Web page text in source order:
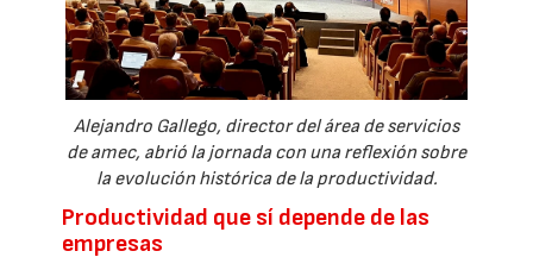
Alejandro Gallego, director del área de servicios
de amec, abrió la jornada con una reflexión sobre
la evolución histórica de la productividad.
Productividad que sí depende de las
empresas